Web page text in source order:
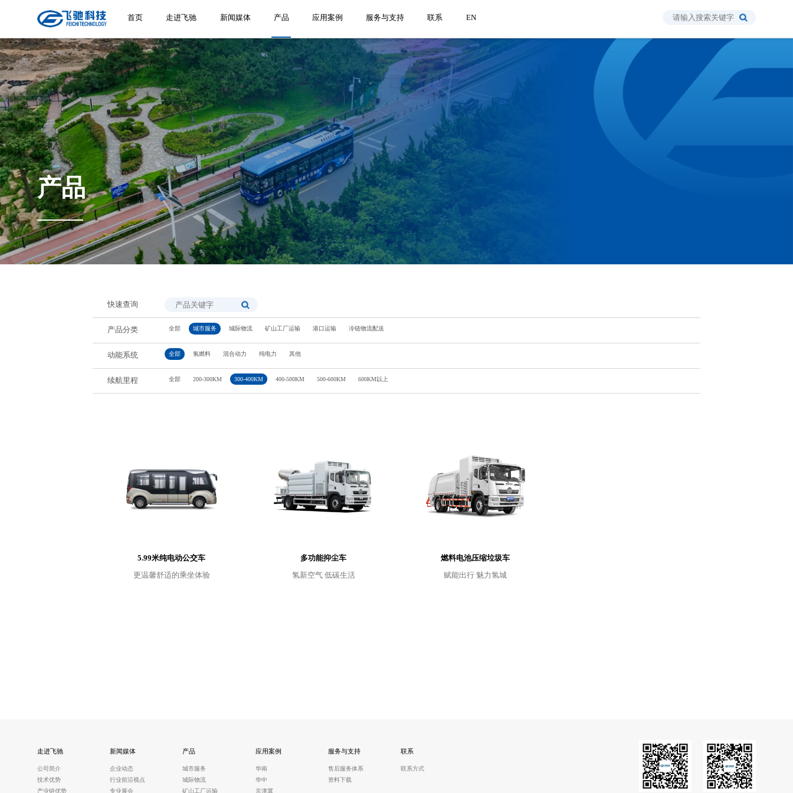
首页 走进飞驰 新闻媒体 产品 应用案例 服务与支持 联系 EN
产品
快速查询
产品分类 全部 城市服务 城际物流 矿山工厂运输 港口运输 冷链物流配送
动能系统 全部 氢燃料 混合动力 纯电力 其他
续航里程 全部 200-300KM 300-400KM 400-500KM 500-600KM 600KM以上
5.99米纯电动公交车
更温馨舒适的乘坐体验
多功能抑尘车
氢新空气 低碳生活
燃料电池压缩垃圾车
赋能出行 魅力氢城
走进飞驰
公司简介
技术优势
产业链优势
新闻媒体
企业动态
行业前沿视点
专业展会
产品
城市服务
城际物流
矿山工厂运输
应用案例
华南
华中
京津冀
服务与支持
售后服务体系
资料下载
联系
联系方式